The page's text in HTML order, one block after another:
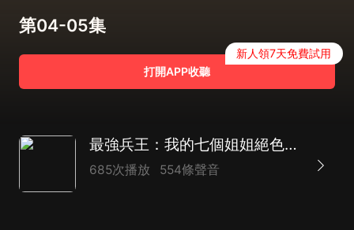
第04-05集
打開APP收聽
新人領7天免費試用
最強兵王：我的七個姐姐絕色傾城 | 爆笑 爆爽
685次播放 554條聲音